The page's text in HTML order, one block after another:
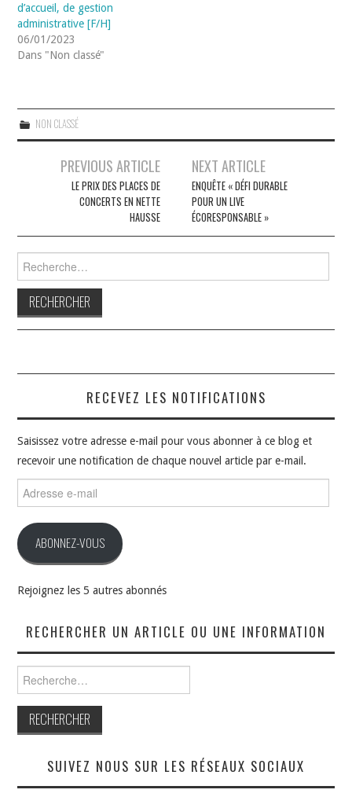
d’accueil, de gestion
administrative [F/H]
06/01/2023
Dans "Non classé"
NON CLASSÉ
NavigationPREVIOUS ARTICLE
LE PRIX DES PLACES DE
CONCERTS EN NETTE
HAUSSE
NEXT ARTICLE
ENQUÊTE « DÉFI DURABLE
POUR UN LIVE
ÉCORESPONSABLE »
RECEVEZ LES NOTIFICATIONS
Saisissez votre adresse e-mail pour vous abonner à ce blog et
recevoir une notification de chaque nouvel article par e-mail.
e-
ABONNEZ-VOUS
Rejoignez les 5 autres abonnés
RECHERCHER UN ARTICLE OU UNE INFORMATION
SUIVEZ NOUS SUR LES RÉSEAUX SOCIAUX